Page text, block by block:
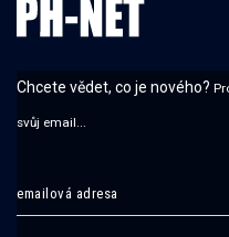
Chcete vědet, co je nového?
svůj email...